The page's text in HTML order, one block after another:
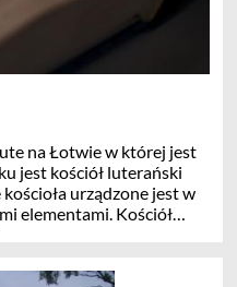
jest w
elementami. Kościół
przez V.